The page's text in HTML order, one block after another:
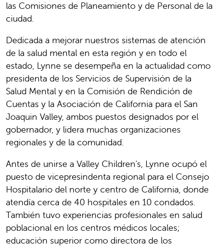
las Comisiones de Planeamiento y de Personal de la
ciudad.
Dedicada a mejorar nuestros sistemas de atención
de la salud mental en esta región y en todo el
estado, Lynne se desempeña en la actualidad como
presidenta de los Servicios de Supervisión de la
Salud Mental y en la Comisión de Rendición de
Cuentas y la Asociación de California para el San
Joaquin Valley, ambos puestos designados por el
gobernador, y lidera muchas organizaciones
regionales y de la comunidad.
Antes de unirse a Valley Children's, Lynne ocupó el
puesto de vicepresindenta regional para el Consejo
Hospitalario del norte y centro de California, donde
atendía cerca de 40 hospitales en 10 condados.
También tuvo experiencias profesionales en salud
poblacional en los centros médicos locales;
educación superior como directora de los